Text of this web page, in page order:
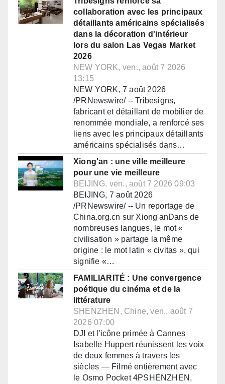
collaboration avec les principaux
détaillants américains spécialisés
dans la décoration d'intérieur
lors du salon Las Vegas Market
2026
NEW YORK, ven., août 7 2026
13:15
NEW YORK, 7 août 2026
/PRNewswire/ -- Tribesigns,
fabricant et détaillant de mobilier de
renommée mondiale, a renforcé ses
liens avec les principaux détaillants
américains spécialisés dans…
Xiong'an : une ville meilleure
pour une vie meilleure
BEIJING, ven., août 7 2026 09:03
BEIJING, 7 août 2026
/PRNewswire/ -- Un reportage de
China.org.cn sur Xiong'anDans de
nombreuses langues, le mot «
civilisation » partage la même
origine : le mot latin « civitas », qui
signifie «…
FAMILIARITÉ : Une convergence
poétique du cinéma et de la
littérature
SHENZHEN, Chine, ven., août 7
2026 07:00
DJI et l'icône primée à Cannes
Isabelle Huppert réunissent les voix
de deux femmes à travers les
siècles — Filmé entièrement avec
le Osmo Pocket 4PSHENZHEN,